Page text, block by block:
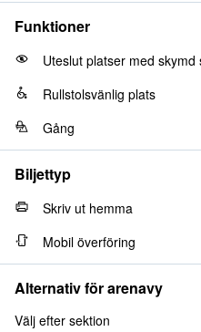
Funktioner
Uteslut platser med skymd
Rullstolsvänlig plats
Gång
Biljettyp
Skriv ut hemma
Mobil överföring
Alternativ för arenavy
Välj efter sektion